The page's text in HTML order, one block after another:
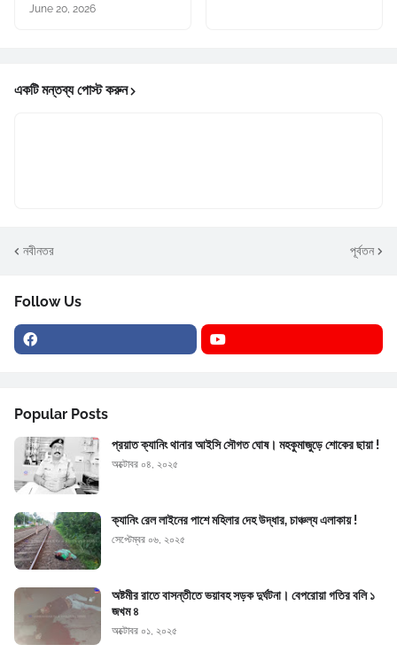
June 20, 2026
একটি মন্তব্য পোস্ট করুন
নবীনতর পূর্বতন
Follow Us
Popular Posts
প্রয়াত ক্যানিং থানার আইসি সৌগত ঘোষ। মহকুমাজুড়ে শোকের ছায়া !
অক্টোবর ০৪, ২০২৫
ক্যানিং রেল লাইনের পাশে মহিলার দেহ উদ্ধার, চাঞ্চল্য এলাকায় !
সেপ্টেম্বর ০৬, ২০২৫
অষ্টমীর রাতে বাসন্তীতে ভয়াবহ সড়ক দুর্ঘটনা। বেপরোয়া গতির বলি ১
জখম ৪
অক্টোবর ০১, ২০২৫